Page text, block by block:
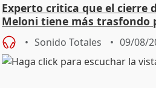
Experto critica que el cierre
Meloni tiene más trasfondo
Sonido Totales 09/08/